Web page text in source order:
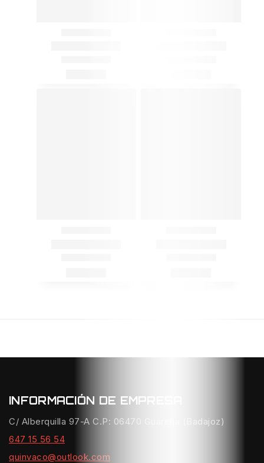
INFORMACIÓN DE EMPRESA
C/ Alberquilla 97-A C.P: 06470 Guareña (Badajoz)
647 15 56 54
quinvaco@outlook.com